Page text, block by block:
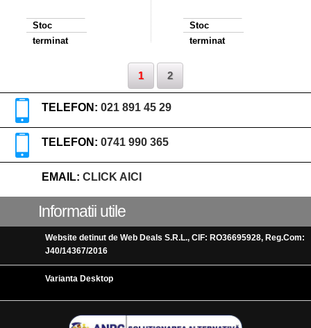
Stoc
terminat
Stoc
terminat
1 2
TELEFON: 021 891 45 29
TELEFON: 0741 990 365
EMAIL: CLICK AICI
Informatii utile
Website detinut de Web Deals S.R.L., CIF: RO36695928, Reg.Com:
J40/14367/2016
Varianta Desktop